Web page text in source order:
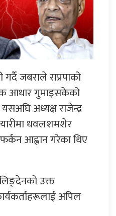
जबराले राप्रपाको
आधार गुमाइसकेको
अध्यक्ष राजेन्द्र
धवलशमशेर
आह्वान गरेका थिए
उक्त
अपिल